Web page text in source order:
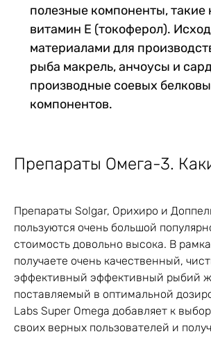
полезные компоненты,
витамин Е (токоферол).
материалами для
рыба макрель, анчоусы и
производные соевых
компонентов.
Препараты Омега-3.
Препараты Solgar, Орихиро и
пользуются очень большой
стоимость довольно высока. В
получаете очень качественный,
эффективный эффективный рыбий
поставляемый в оптимальной
Labs Super Omega добавляет к
своих верных пользователей и